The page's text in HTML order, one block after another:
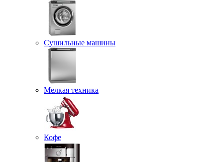
Сушильные машины
Мелкая техника
Кофе